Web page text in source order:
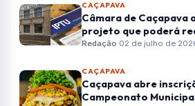
CAÇAPAVA
Câmara de Caçapava
projeto que poderá
Redação·02 de julho de
CAÇAPAVA
Caçapava abre
Campeonato